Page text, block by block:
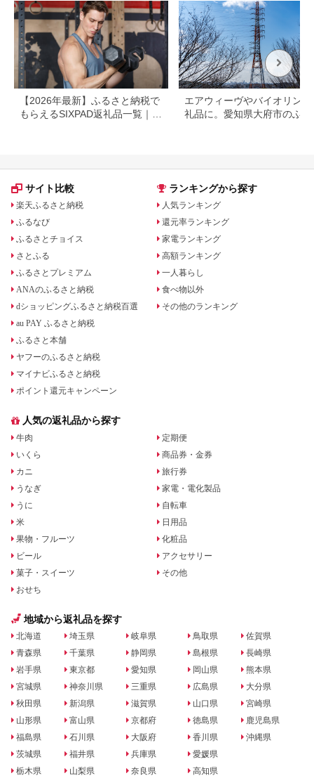
墨田区
【2026年最新】ふるさと納税で
もらえるSIXPAD返礼品一覧｜寄
エアウィーヴやバイオリンが
礼品に。愛知県大府市のふる
サイト比較
楽天ふるさと納税
ふるなび
ふるさとチョイス
さとふる
ふるさとプレミアム
ANAのふるさと納税
dショッピングふるさと納税百選
au PAY ふるさと納税
ふるさと本舗
ヤフーのふるさと納税
マイナビふるさと納税
ポイント還元キャンペーン
ランキングから探す
人気ランキング
還元率ランキング
家電ランキング
高額ランキング
一人暮らし
食べ物以外
その他のランキング
人気の返礼品から探す
牛肉
いくら
カニ
うなぎ
うに
米
果物・フルーツ
ビール
菓子・スイーツ
おせち
定期便
商品券・金券
旅行券
家電・電化製品
自転車
日用品
化粧品
アクセサリー
その他
地域から返礼品を探す
北海道
青森県
岩手県
宮城県
秋田県
山形県
福島県
茨城県
栃木県
埼玉県
千葉県
東京都
神奈川県
新潟県
富山県
石川県
福井県
山梨県
岐阜県
静岡県
愛知県
三重県
滋賀県
京都府
大阪府
兵庫県
奈良県
鳥取県
島根県
岡山県
広島県
山口県
徳島県
香川県
愛媛県
高知県
佐賀県
長崎県
熊本県
大分県
宮崎県
鹿児島県
沖縄県